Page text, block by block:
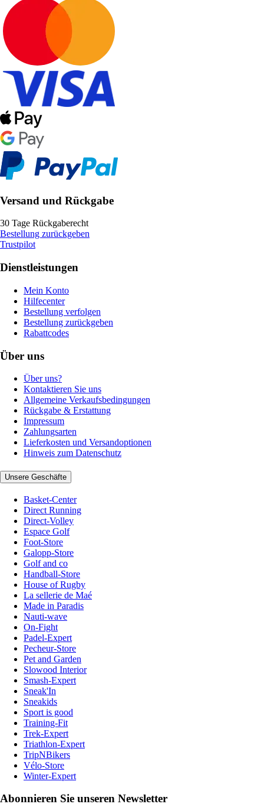
Versand und Rückgabe
30 Tage Rückgaberecht
Bestellung zurückgeben
Trustpilot
Dienstleistungen
Mein Konto
Hilfecenter
Bestellung verfolgen
Bestellung zurückgeben
Rabattcodes
Über uns
Über uns?
Kontaktieren Sie uns
Allgemeine Verkaufsbedingungen
Rückgabe & Erstattung
Impressum
Zahlungsarten
Lieferkosten und Versandoptionen
Hinweis zum Datenschutz
Unsere Geschäfte
Basket-Center
Direct Running
Direct-Volley
Espace Golf
Foot-Store
Galopp-Store
Golf and co
Handball-Store
House of Rugby
La sellerie de Maé
Made in Paradis
Nauti-wave
On-Fight
Padel-Expert
Pecheur-Store
Pet and Garden
Slowood Interior
Smash-Expert
Sneak'In
Sneakids
Sport is good
Training-Fit
Trek-Expert
Triathlon-Expert
TripNBikers
Vélo-Store
Winter-Expert
Abonnieren Sie unseren Newsletter